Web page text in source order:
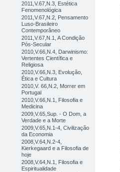
2011,V.67,N.3, Estética
Fenomenológica
2011,V.67,N.2, Pensamento
Luso-Brasileiro
Contemporâneo
2011,V.67,N.1, A Condição
Pós-Secular
2010,V.66,N.4, Darwinismo:
Vertentes Científica e
Religiosa
2010,V.66,N.3, Evolução,
Ética e Cultura
2010,V. 66,N.2, Morrer em
Portugal
2010,V.66,N.1, Filosofia e
Medicina
2009,V.65,Sup. - O Dom, a
Verdade e a Morte
2009,V.65,N.1-4, Civilização
da Economia
2008,V.64,N.2-4,
Kierkegaard e a Filosofia de
hoje
2008,V.64,N.1, Filosofia e
Espiritualidade